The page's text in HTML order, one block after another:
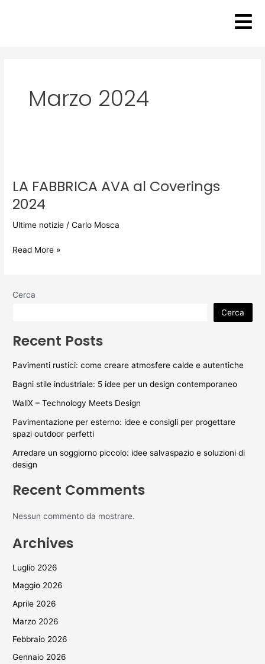
Marzo 2024
LA FABBRICA AVA al Coverings
2024
Ultime notizie /Carlo Mosca
AVA
al
Coverings
2024
Read More »
Cerca
Cerca
Recent Posts
Pavimenti rustici: come creare atmosfere calde e autentiche
Bagni stile industriale: 5 idee per un design contemporaneo
WallX – Technology Meets Design
Pavimentazione per esterno: idee e consigli per progettare
spazi outdoor perfetti
Arredare un soggiorno piccolo: idee salvaspazio e soluzioni di
design
Recent Comments
Nessun commento da mostrare.
Archives
Luglio 2026
Maggio 2026
Aprile 2026
Marzo 2026
Febbraio 2026
Gennaio 2026